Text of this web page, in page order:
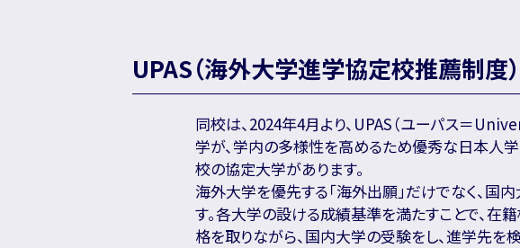
UPAS（海外大学進学協定校推薦制度
同校は、2024年4月より、UPAS（ユーパス＝
学が、学内の多様性を高めるため優秀な日本人
校の協定大学があります。
海外大学を優先する「海外出願」だけでなく、国
す。各大学の設ける成績基準を満たすことで、在
格を取りながら、国内大学の受験をし、進学先を